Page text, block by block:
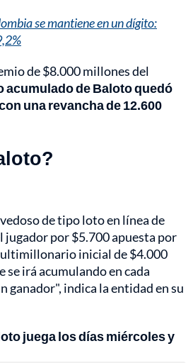
se mantiene en un dígito:
de $8.000 millones del
acumulado de Baloto quedó
una revancha de 12.600
de tipo loto en línea de
jugador por $5.700 apuesta por
inicial de $4.000
se irá acumulando en cada
ganador", indica la entidad en su
juega los días miércoles y